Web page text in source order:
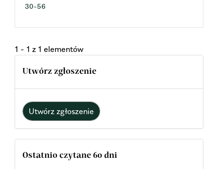
30-56
1 - 1 z 1 elementów
Utwórz zgłoszenie
Utwórz zgłoszenie
Ostatnio czytane 60 dni